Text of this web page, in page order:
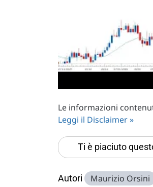
Le informazioni
Leggi il Disclaimer »
Ti è piaciuto
Autori Maurizio Orsini